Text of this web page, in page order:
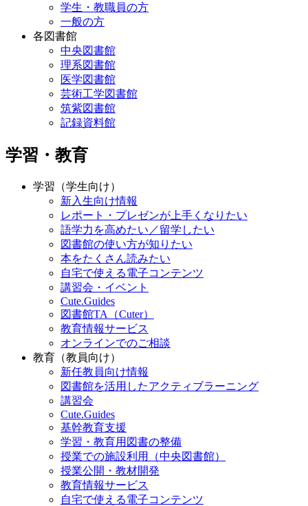
学生・教職員の方
一般の方
各図書館
中央図書館
理系図書館
医学図書館
芸術工学図書館
筑紫図書館
記録資料館
学習・教育
学習（学生向け）
新入生向け情報
レポート・プレゼンが上手くなりたい
語学力を高めたい／留学したい
図書館の使い方が知りたい
本をたくさん読みたい
自宅で使える電子コンテンツ
講習会・イベント
Cute.Guides
図書館TA（Cuter）
教育情報サービス
オンラインでのご相談
教育（教員向け）
新任教員向け情報
図書館を活用したアクティブラーニング
講習会
Cute.Guides
基幹教育支援
学習・教育用図書の整備
授業での施設利用（中央図書館）
授業公開・教材開発
教育情報サービス
自宅で使える電子コンテンツ